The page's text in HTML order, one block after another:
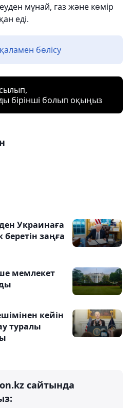
мұнай, газ және көмір
еді.
бөлісу
бірінші болып оқыңыз
Украинаға
заңға
мемлекет
кейін
туралы
сайтында